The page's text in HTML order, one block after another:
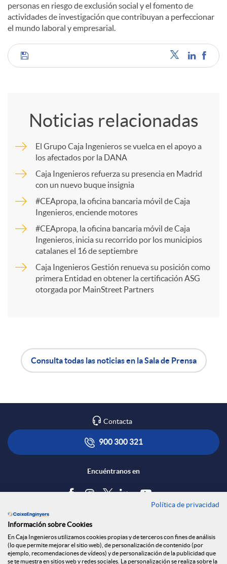
personas en riesgo de exclusión social y el fomento de
actividades de investigación que contribuyan a perfeccionar
el mundo laboral y empresarial.
C
p
a
r
t
R
e
d
e
s
Noticias relacionadas
El Grupo Caja Ingenieros se vuelca en el apoyo a
los afectados por la DANA
Caja Ingenieros refuerza su presencia en Madrid
con un nuevo buque insignia
#CEApropa, la oficina bancaria móvil de Caja
Ingenieros, enciende motores
#CEApropa, la oficina bancaria móvil de Caja
Ingenieros, inicia su recorrido por los municipios
catalanes el 16 de septiembre
Caja Ingenieros Gestión renueva su posición como
primera Entidad en obtener la certificación ASG
otorgada por MainStreet Partners
A
p
l
a
o
t
s
Consulta todas las noticias en la Sala de Prensa
Contacta
900 300 321
Encuéntranos en
Tablón de anuncios
Política de cookies
Aviso legal
Política de privacidad
Información sobre Cookies
En Caja Ingenieros utilizamos cookies propias y de terceros con fines de análisis
(lo que permite mejorar el sitio web), de personalización de contenido (por
ejemplo, recomendaciones de vídeos) y de personalización de la publicidad que
se te muestra en sitios web y redes sociales. La personalización se realiza sobre la